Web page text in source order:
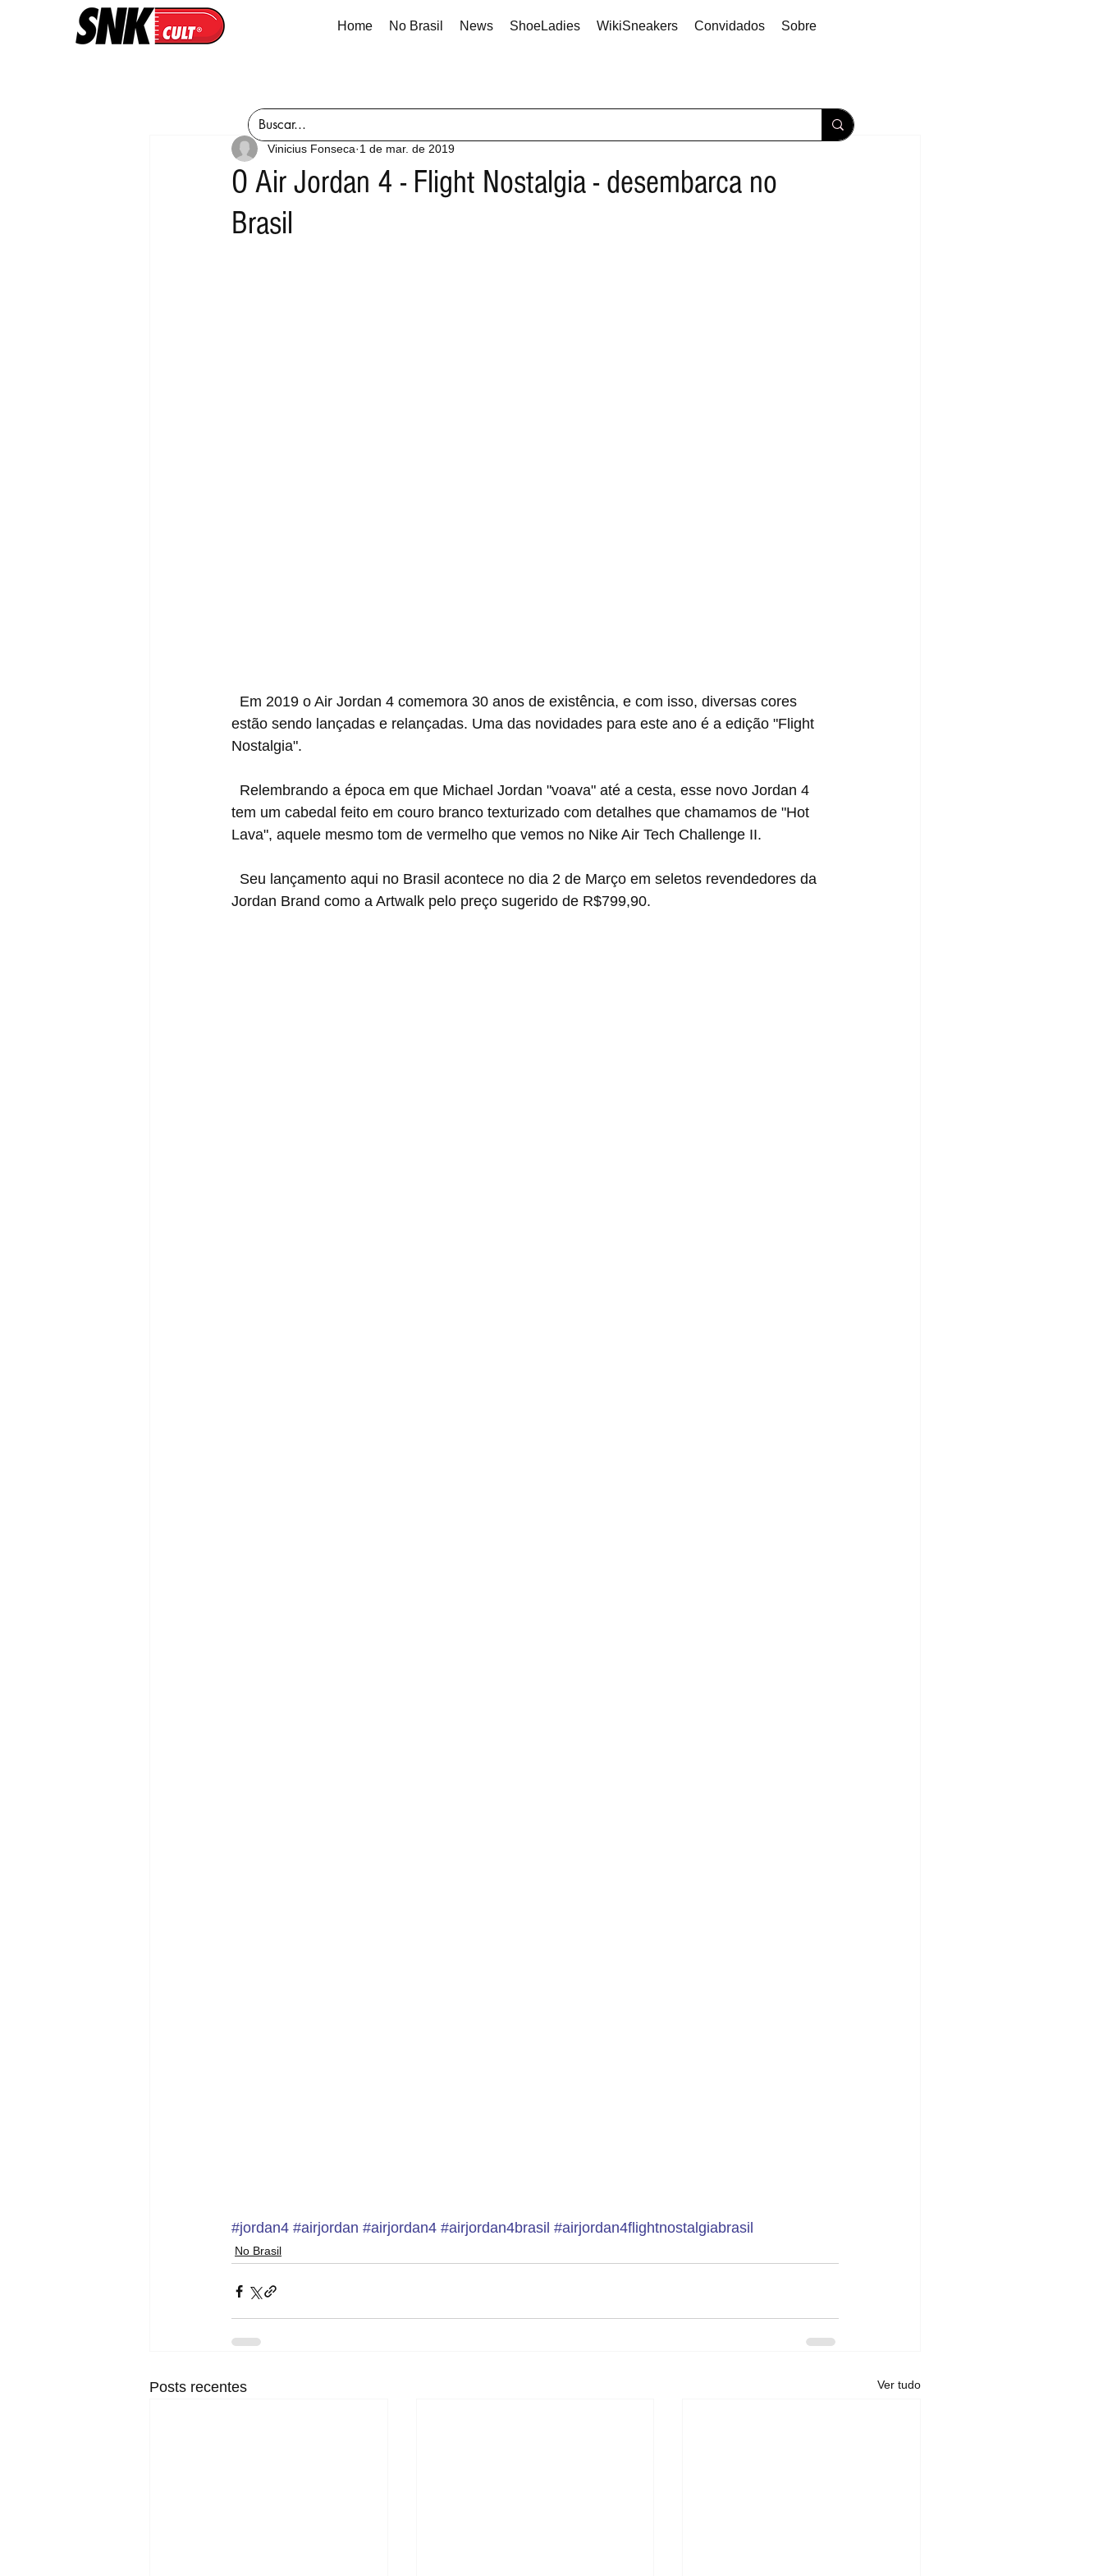
Home No Brasil News ShoeLadies WikiSneakers Convidados Sobre
O Air Jordan 4 - Flight Nostalgia - desembarca no
Brasil
Vinicius Fonseca 1 de mar. de 2019
estão sendo lançadas e relançadas. Uma das novidades para este ano é a edição "Flight
Nostalgia".
tem um cabedal feito em couro branco texturizado com detalhes que chamamos de "Hot
Lava", aquele mesmo tom de vermelho que vemos no Nike Air Tech Challenge II.
Jordan Brand como a Artwalk pelo preço sugerido de R$799,90.
#jordan4 #airjordan #airjordan4 #airjordan4brasil #airjordan4flightnostalgiabrasil
No Brasil
Posts recentes Ver tudo